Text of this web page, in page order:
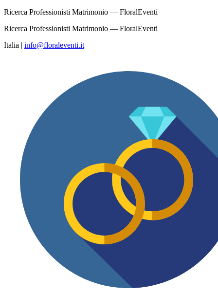
Ricerca Professionisti Matrimonio — FloralEventi
Ricerca Professionisti Matrimonio — FloralEventi
Italia | info@floraleventi.it